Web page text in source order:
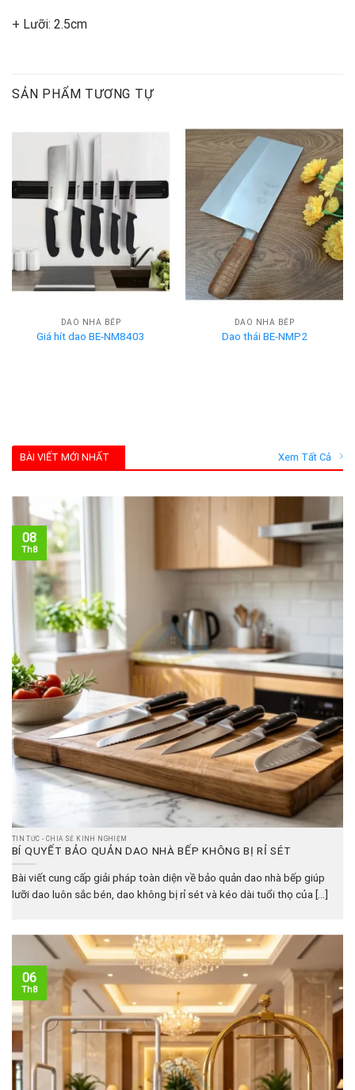
+ Lưỡi: 2.5cm
SẢN PHẨM TƯƠNG TỰ
DAO NHÀ BẾP
Giá hít dao BE-NM8403
DAO NHÀ BẾP
Dao thái BE-NMP2
BÀI VIẾT MỚI NHẤT Xem Tất Cả
TIN TỨC - CHIA SẺ KINH NGHIỆM
BÍ QUYẾT BẢO QUẢN DAO NHÀ BẾP KHÔNG BỊ RỈ SÉT
Bài viết cung cấp giải pháp toàn diện về bảo quản dao nhà bếp giúp
lưỡi dao luôn sắc bén, dao không bị rỉ sét và kéo dài tuổi thọ của [...]
08
Th8
06
Th8